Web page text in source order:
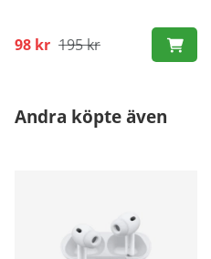
98 kr 195 kr
Andra köpte även